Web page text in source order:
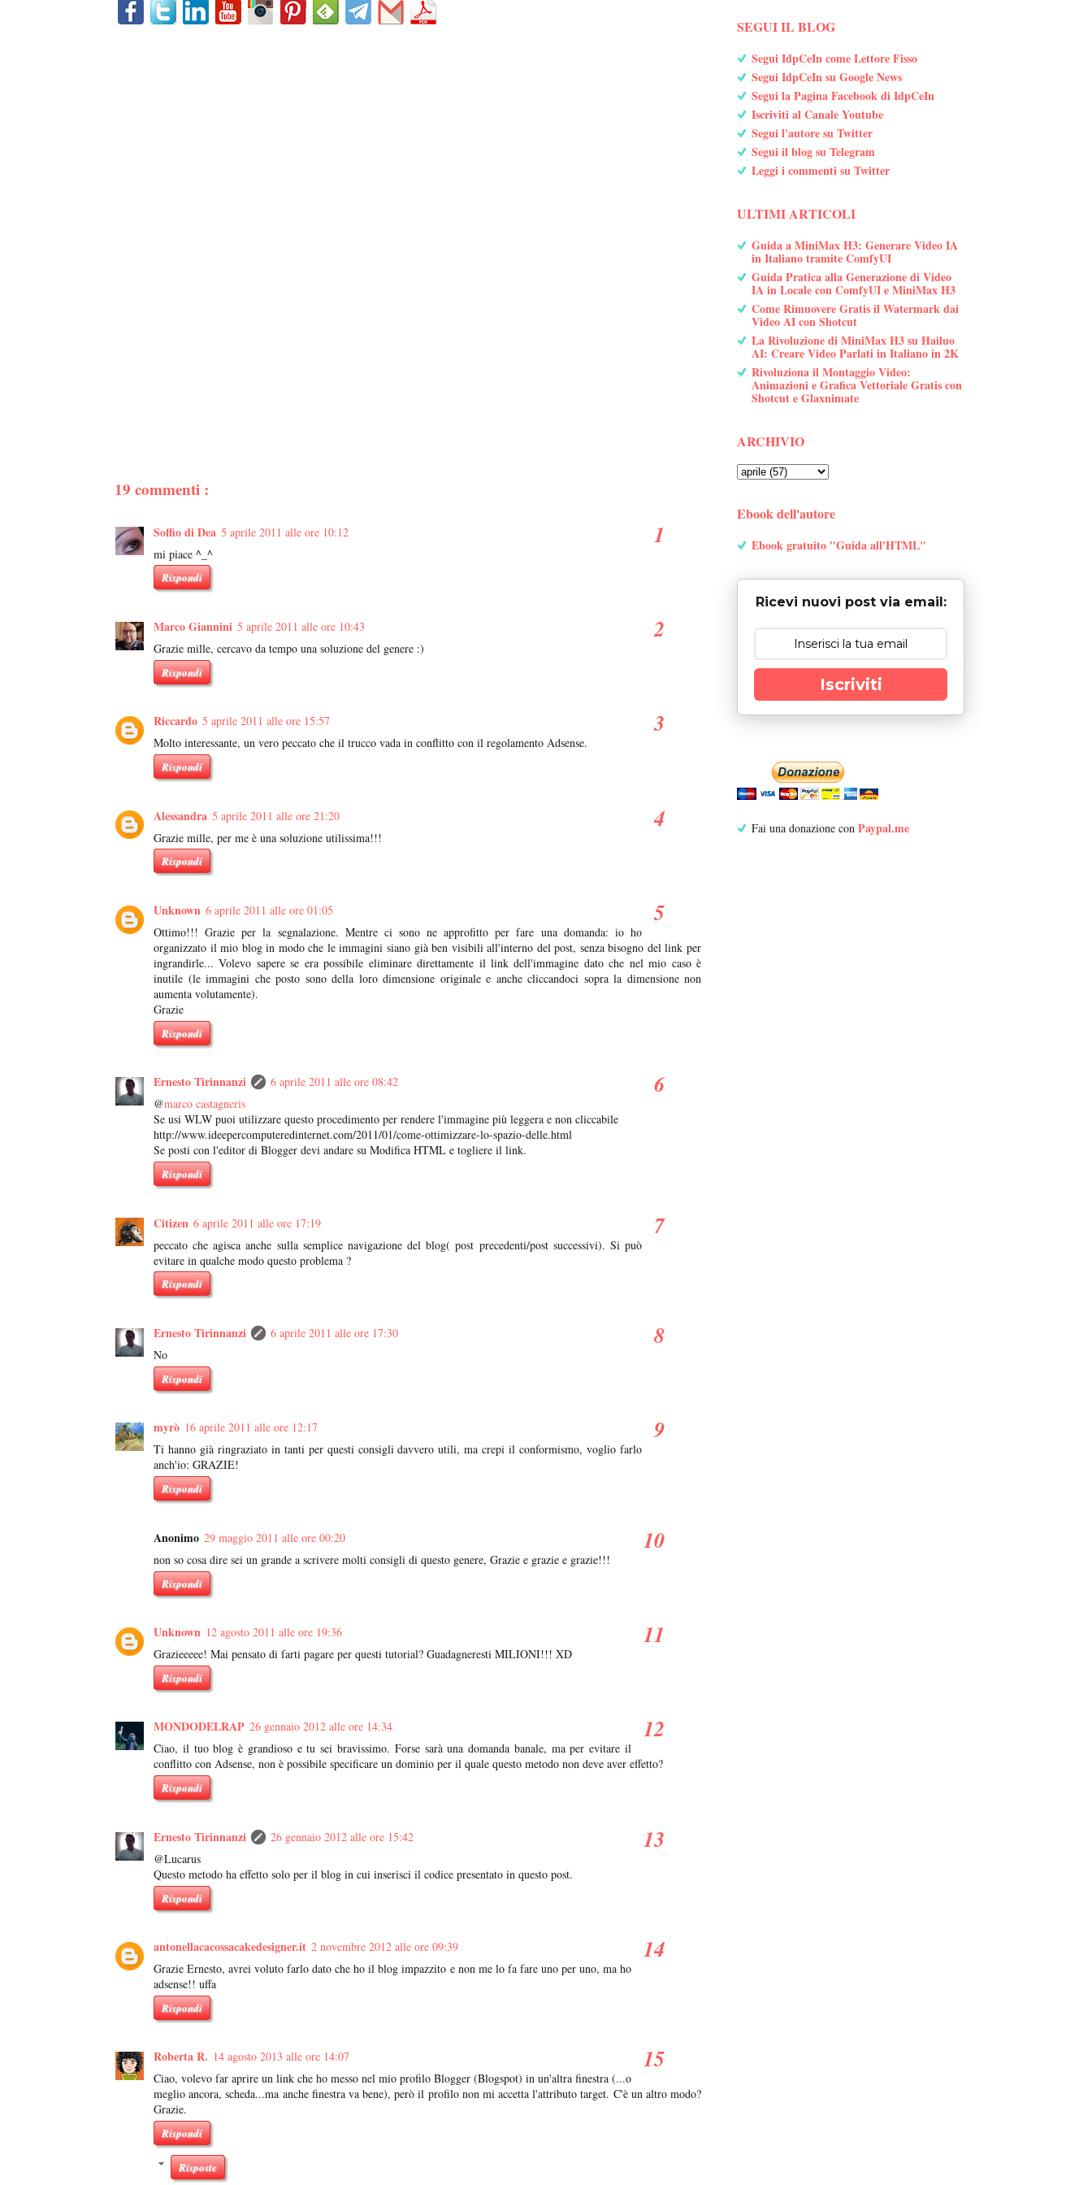
19 commenti :
Soffio di Dea 5 aprile 2011 alle ore 10:12
mi piace ^_^
Rispondi
Marco Giannini 5 aprile 2011 alle ore 10:43
Grazie mille, cercavo da tempo una soluzione del genere :)
Rispondi
Riccardo 5 aprile 2011 alle ore 15:57
Molto interessante, un vero peccato che il trucco vada in conflitto con il regolamento Adsense.
Rispondi
Alessandra 5 aprile 2011 alle ore 21:20
Grazie mille, per me è una soluzione utilissima!!!
Rispondi
Unknown 6 aprile 2011 alle ore 01:05
Ottimo!!! Grazie per la segnalazione. Mentre ci sono ne approfitto per fare una domanda: io ho
organizzato il mio blog in modo che le immagini siano già ben visibili all'interno del post, senza bisogno del link per
ingrandirle... Volevo sapere se era possibile eliminare direttamente il link dell'immagine dato che nel mio caso è
inutile (le immagini che posto sono della loro dimensione originale e anche cliccandoci sopra la dimensione non
aumenta volutamente).
Grazie
Rispondi
Ernesto Tirinnanzi
6 aprile 2011 alle ore 08:42
@marco castagneris
Se usi WLW puoi utilizzare questo procedimento per rendere l'immagine più leggera e non cliccabile
http://www.ideepercomputeredinternet.com/2011/01/come-ottimizzare-lo-spazio-delle.html
Se posti con l'editor di Blogger devi andare su Modifica HTML e togliere il link.
Rispondi
Citizen 6 aprile 2011 alle ore 17:19
peccato che agisca anche sulla semplice navigazione del blog( post precedenti/post successivi). Si può
evitare in qualche modo questo problema ?
Rispondi
Ernesto Tirinnanzi
6 aprile 2011 alle ore 17:30
No
Rispondi
myrò 16 aprile 2011 alle ore 12:17
Ti hanno già ringraziato in tanti per questi consigli davvero utili, ma crepi il conformismo, voglio farlo
anch'io: GRAZIE!
Rispondi
Anonimo 29 maggio 2011 alle ore 00:20
non so cosa dire sei un grande a scrivere molti consigli di questo genere, Grazie e grazie e grazie!!!
Rispondi
Unknown 12 agosto 2011 alle ore 19:36
Grazieeeee! Mai pensato di farti pagare per questi tutorial? Guadagneresti MILIONI!!! XD
Rispondi
MONDODELRAP 26 gennaio 2012 alle ore 14:34
Ciao, il tuo blog è grandioso e tu sei bravissimo. Forse sarà una domanda banale, ma per evitare il
conflitto con Adsense, non è possibile specificare un dominio per il quale questo metodo non deve aver effetto?
Rispondi
Ernesto Tirinnanzi
26 gennaio 2012 alle ore 15:42
@Lucarus
Questo metodo ha effetto solo per il blog in cui inserisci il codice presentato in questo post.
Rispondi
antonellacacossacakedesigner.it 2 novembre 2012 alle ore 09:39
Grazie Ernesto, avrei voluto farlo dato che ho il blog impazzito e non me lo fa fare uno per uno, ma ho
adsense!! uffa
Rispondi
Roberta R. 14 agosto 2013 alle ore 14:07
Ciao, volevo far aprire un link che ho messo nel mio profilo Blogger (Blogspot) in un'altra finestra (...o
meglio ancora, scheda...ma anche finestra va bene), però il profilo non mi accetta l'attributo target. C'è un altro modo?
Grazie.
Rispondi
Risposte
SEGUI IL BLOG
Segui IdpCeIn come Lettore Fisso
Segui IdpCeIn su Google News
Segui la Pagina Facebook di IdpCeIn
Iscriviti al Canale Youtube
Segui l'autore su Twitter
Segui il blog su Telegram
Leggi i commenti su Twitter
ULTIMI ARTICOLI
Guida a MiniMax H3: Generare Video IA
in Italiano tramite ComfyUI
Guida Pratica alla Generazione di Video
IA in Locale con ComfyUI e MiniMax H3
Come Rimuovere Gratis il Watermark dai
Video AI con Shotcut
La Rivoluzione di MiniMax H3 su Hailuo
AI: Creare Video Parlati in Italiano in 2K
Rivoluziona il Montaggio Video:
Animazioni e Grafica Vettoriale Gratis con
Shotcut e Glaxnimate
ARCHIVIO
Ebook dell'autore
Ebook gratuito "Guida all'HTML"
Ricevi nuovi post via email:
Iscriviti
Fai una donazione con Paypal.me